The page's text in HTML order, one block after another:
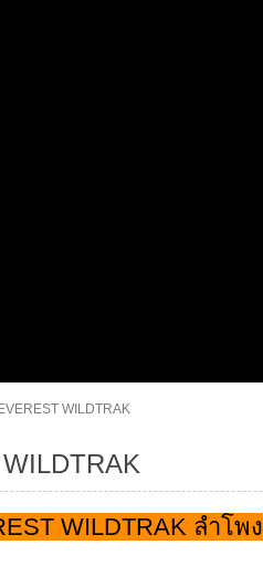
WILDTRAK
WILDTRAK ลำโพง